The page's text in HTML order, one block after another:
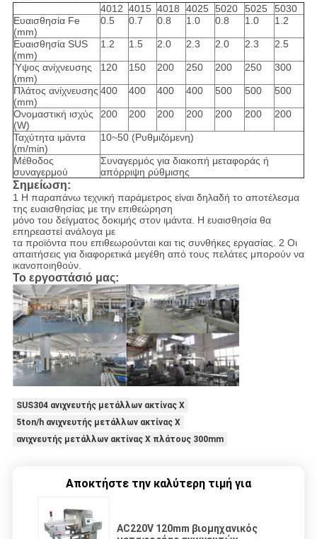
4012 4015 4018 4025 5020 5025
5030
Ευαισθησία Fe
(mm)
0.5 0.7 0.8 1.0 0.8 1.0 1.2
Ευαισθησία SUS
(mm)
1.2 1.5 2.0 2.3 2.0 2.3 2.5
Ύψος ανίχνευσης
(mm)
120 150 200 250 200 250 300
Πλάτος ανίχνευσης
(mm)
400 400 400 400 500 500 500
Ονομαστική ισχύς
(W)
200 200 200 200 200 200 200
Ταχύτητα ιμάντα
(m/min)
10~50 (Ρυθμιζόμενη)
Μέθοδος
συναγερμού
Συναγερμός για διακοπή μεταφοράς ή
απόρριψη ρύθμισης
Σημείωση:
1 Η παραπάνω τεχνική παράμετρος είναι δηλαδή το αποτέλεσμα
της ευαισθησίας με την επιθεώρηση
μόνο του δείγματος δοκιμής στον ιμάντα. Η ευαισθησία θα
επηρεαστεί ανάλογα με
τα προϊόντα που επιθεωρούνται και τις συνθήκες εργασίας. 2 Οι
απαιτήσεις για διαφορετικά μεγέθη από τους πελάτες μπορούν να
ικανοποιηθούν.
Το εργοστάσιό μας:
SUS304 ανιχνευτής μετάλλων ακτίνας X
5ton/h ανιχνευτής μετάλλων ακτίνας X
ανιχνευτής μετάλλων ακτίνας X πλάτους 300mm
Αποκτήστε την καλύτερη τιμή για
AC220V 120mm βιομηχανικός